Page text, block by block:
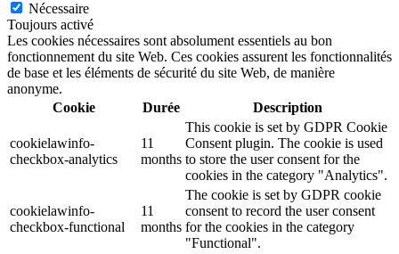
Nécessaire
Toujours activé
Les cookies nécessaires sont absolument essentiels au bon
fonctionnement du site Web. Ces cookies assurent les fonctionnalités
de base et les éléments de sécurité du site Web, de manière
anonyme.
Cookie
Durée Description
cookielawinfo-
checkbox-analytics
11
months
This cookie is set by GDPR Cookie
Consent plugin. The cookie is used
to store the user consent for the
cookies in the category "Analytics".
cookielawinfo-
checkbox-functional
11
months
The cookie is set by GDPR cookie
consent to record the user consent
for the cookies in the category
"Functional".